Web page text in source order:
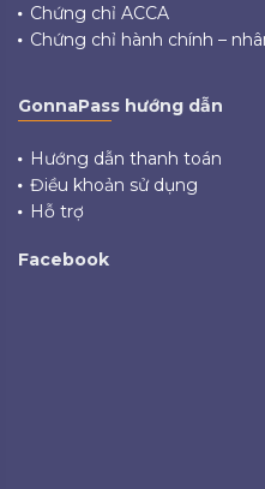
Chứng chỉ ACCA
Chứng chỉ hành chính –
GonnaPass hướng dẫn
Hướng dẫn thanh toán
Điều khoản sử dụng
Hỗ trợ
Facebook